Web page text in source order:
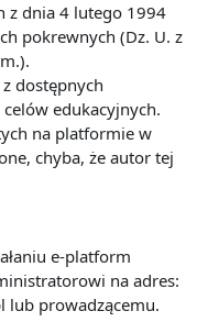
z dnia 4 lutego 1994
pokrewnych (Dz. U. z
dostępnych
edukacyjnych.
na platformie w
chyba, że autor tej
e-platform
na adres:
lub prowadzącemu.